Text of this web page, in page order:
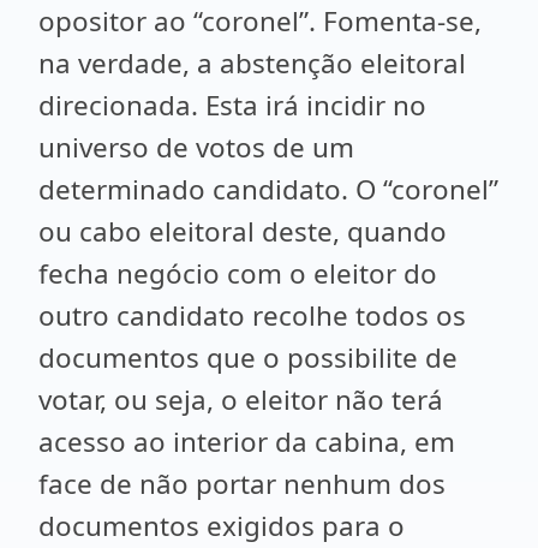
opositor ao “coronel”. Fomenta-se,
na verdade, a abstenção eleitoral
direcionada. Esta irá incidir no
universo de votos de um
determinado candidato. O “coronel”
ou cabo eleitoral deste, quando
fecha negócio com o eleitor do
outro candidato recolhe todos os
documentos que o possibilite de
votar, ou seja, o eleitor não terá
acesso ao interior da cabina, em
face de não portar nenhum dos
documentos exigidos para o